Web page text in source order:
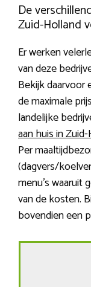
De
Zuid-Holland
Er werken
van deze
Bekijk
de maximale
landelijke
aan huis in
Per
(dagvers/
menu’s waaruit
van de kosten.
bovendien een